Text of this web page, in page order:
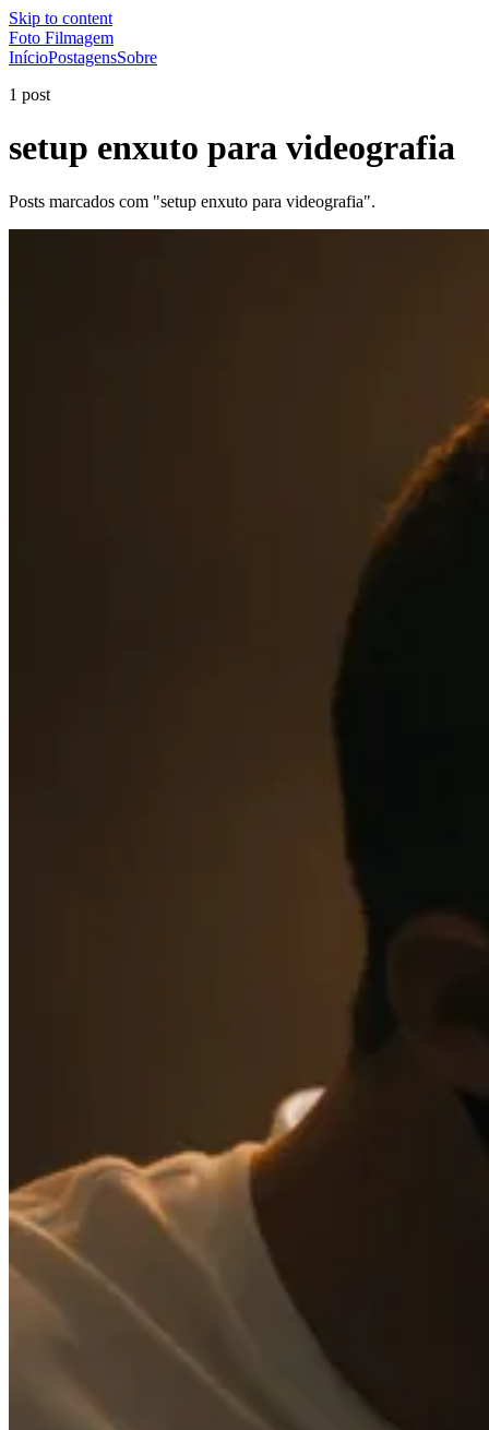
Skip to content
Foto Filmagem
InícioPostagensSobre
1 post
setup enxuto para videografia
Posts marcados com "setup enxuto para videografia".